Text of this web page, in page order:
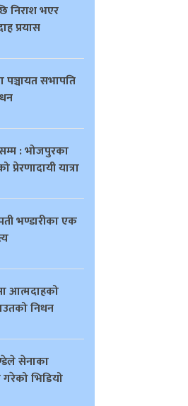
निराश भएर
प्रयास
पञ्चायत सभापति
: भोजपुरका
यात्रा
भण्डारीका एक
आत्मदाहको
निधन
सेनाका
गरेको भिडियो